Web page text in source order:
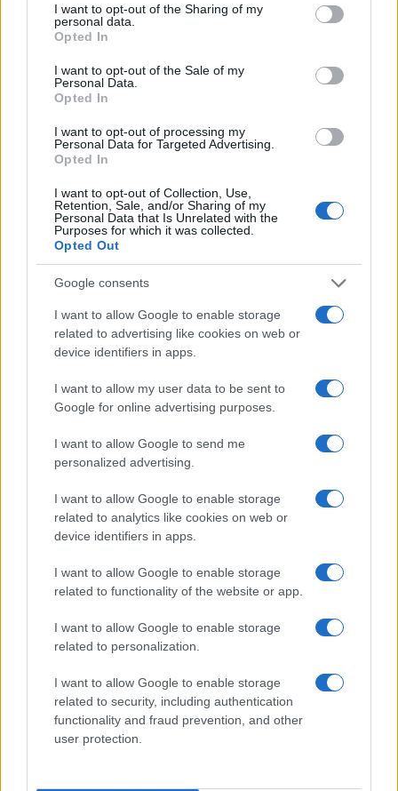
not limited to your visit or usage behaviour. You may click to
grant or deny consent to Google and its third-party tags to
use your data for below specified purposes in below Google
consent section.
I want to opt-out of the Sharing of my
personal data.
Opted In
I want to opt-out of the Sale of my
Personal Data.
Opted In
I want to opt-out of processing my
Personal Data for Targeted Advertising.
Opted In
I want to opt-out of Collection, Use,
Retention, Sale, and/or Sharing of my
Personal Data that Is Unrelated with the
Purposes for which it was collected.
Opted Out
Google consents
I want to allow Google to enable storage
related to advertising like cookies on web or
device identifiers in apps.
I want to allow my user data to be sent to
Google for online advertising purposes.
I want to allow Google to send me
personalized advertising.
I want to allow Google to enable storage
related to analytics like cookies on web or
device identifiers in apps.
I want to allow Google to enable storage
related to functionality of the website or app.
I want to allow Google to enable storage
related to personalization.
I want to allow Google to enable storage
related to security, including authentication
functionality and fraud prevention, and other
user protection.
Petrolio in calo: Brent a 88.9 dollari, ribassi diffusi tra le
materie prime
Andrea Innocenti · 6 Ago 2026
NEWS
Petrolio in calo: Brent a 91,82$, ribassi a due cifre per greggio
QUOTAZIONI CRYPTO
Eureka Bridged PAX
$4,187.30